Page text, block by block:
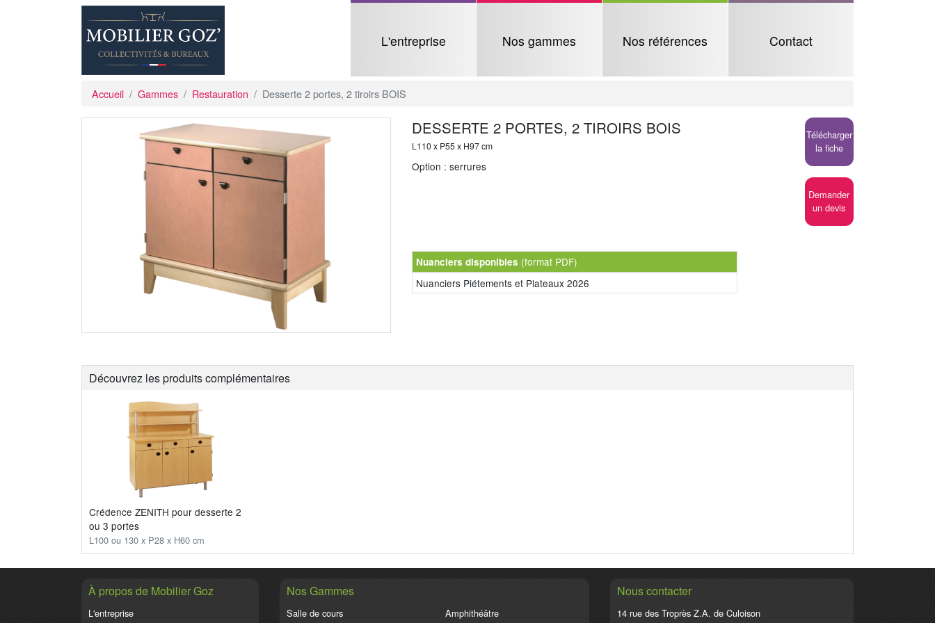
L'entreprise Nos gammes Nos références Contact
Accueil Gammes Restauration Desserte 2 portes, 2 tiroirs BOIS
DESSERTE 2 PORTES, 2 TIROIRS BOIS
L110 x P55 x H97 cm
Option : serrures
Télécharger
la fiche
Demander
un devis
Nuanciers disponibles (format PDF)
Nuanciers Piétements et Plateaux 2026
Découvrez les produits complémentaires
Crédence ZENITH pour desserte 2
ou 3 portes
L100 ou 130 x P28 x H60 cm
Nos Gammes
Salle de cours
Amphithéâtre
Nous contacter
14 rue des Troprès Z.A. de Culoison
À propos de Mobilier Goz
L'entreprise